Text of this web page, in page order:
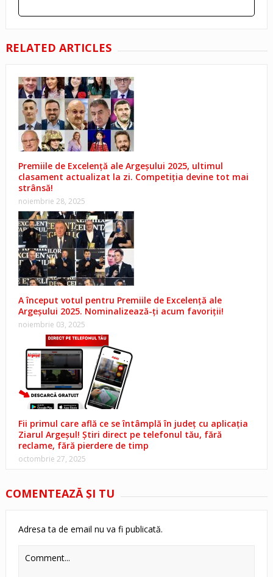
RELATED ARTICLES
Premiile de Excelență ale Argeșului 2025, ultimul
clasament actualizat la zi. Competiția devine tot mai
strânsă!
noiembrie 28, 2025
A început votul pentru Premiile de Excelență ale
Argeșului 2025. Nominalizează-ți acum favoriții!
noiembrie 03, 2025
Fii primul care află ce se întâmplă în județ cu aplicația
Ziarul Argeșul! Știri direct pe telefonul tău, fără
reclame, fără pierdere de timp
octombrie 27, 2025
COMENTEAZĂ ŞI TU
Adresa ta de email nu va fi publicată.